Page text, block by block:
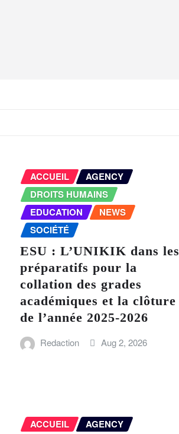
ACCUEIL
AGENCY
DROITS HUMAINS
EDUCATION
NEWS
SOCIÉTÉ
ESU : L’UNIKIK dans les
préparatifs pour la
collation des grades
académiques et la clôture
de l’année 2025-2026
Redaction Aug 2, 2026
ACCUEIL
AGENCY